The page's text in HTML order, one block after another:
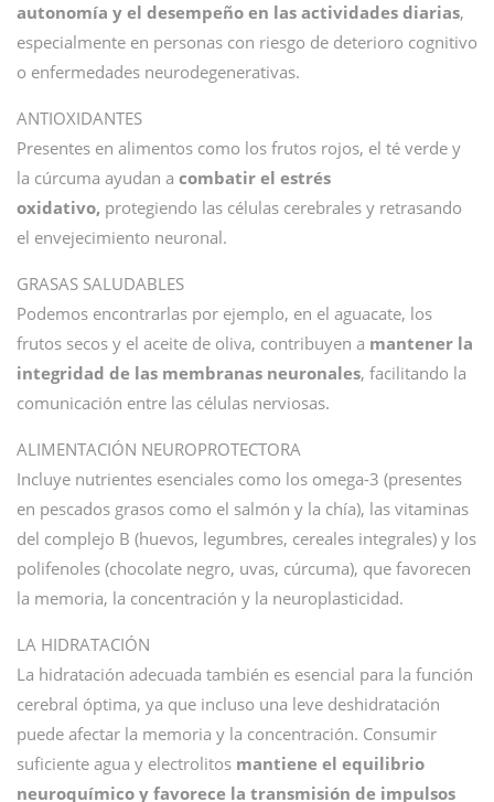
autonomía y el desempeño en las actividades diarias,
especialmente en personas con riesgo de deterioro cognitivo
o enfermedades neurodegenerativas.
ANTIOXIDANTES
Presentes en alimentos como los frutos rojos, el té verde y
la cúrcuma ayudan a combatir el estrés
oxidativo, protegiendo las células cerebrales y retrasando
el envejecimiento neuronal.
GRASAS SALUDABLES
Podemos encontrarlas por ejemplo, en el aguacate, los
frutos secos y el aceite de oliva, contribuyen a mantener la
integridad de las membranas neuronales, facilitando la
comunicación entre las células nerviosas.
ALIMENTACIÓN NEUROPROTECTORA
Incluye nutrientes esenciales como los omega-3 (presentes
en pescados grasos como el salmón y la chía), las vitaminas
del complejo B (huevos, legumbres, cereales integrales) y los
polifenoles (chocolate negro, uvas, cúrcuma), que favorecen
la memoria, la concentración y la neuroplasticidad.
LA HIDRATACIÓN
La hidratación adecuada también es esencial para la función
cerebral óptima, ya que incluso una leve deshidratación
puede afectar la memoria y la concentración. Consumir
suficiente agua y electrolitos mantiene el equilibrio
neuroquímico y favorece la transmisión de impulsos